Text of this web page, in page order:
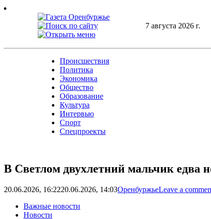
Skip
7 августа 2026 г.
Происшествия
Политика
Экономика
Общество
Образование
Культура
Интервью
Спорт
Спецпроекты
В Светлом двухлетний мальчик едва
20.06.2026, 16:2220.06.2026, 14:03ОренбуржьеLeave a
Важные новости
Новости